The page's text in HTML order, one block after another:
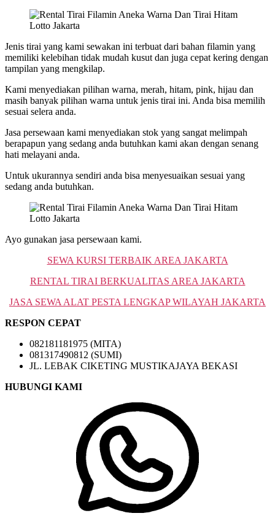
Jenis tirai yang kami sewakan ini terbuat dari bahan filamin yang
memiliki kelebihan tidak mudah kusut dan juga cepat kering dengan
tampilan yang mengkilap.
Kami menyediakan pilihan warna, merah, hitam, pink, hijau dan
masih banyak pilihan warna untuk jenis tirai ini. Anda bisa memilih
sesuai selera anda.
Jasa persewaan kami menyediakan stok yang sangat melimpah
berapapun yang sedang anda butuhkan kami akan dengan senang
hati melayani anda.
Untuk ukurannya sendiri anda bisa menyesuaikan sesuai yang
sedang anda butuhkan.
Ayo gunakan jasa persewaan kami.
SEWA KURSI TERBAIK AREA JAKARTA
RENTAL TIRAI BERKUALITAS AREA JAKARTA
JASA SEWA ALAT PESTA LENGKAP WILAYAH JAKARTA
RESPON CEPAT
082181181975 (MITA)
081317490812 (SUMI)
JL. LEBAK CIKETING MUSTIKAJAYA BEKASI
HUBUNGI KAMI